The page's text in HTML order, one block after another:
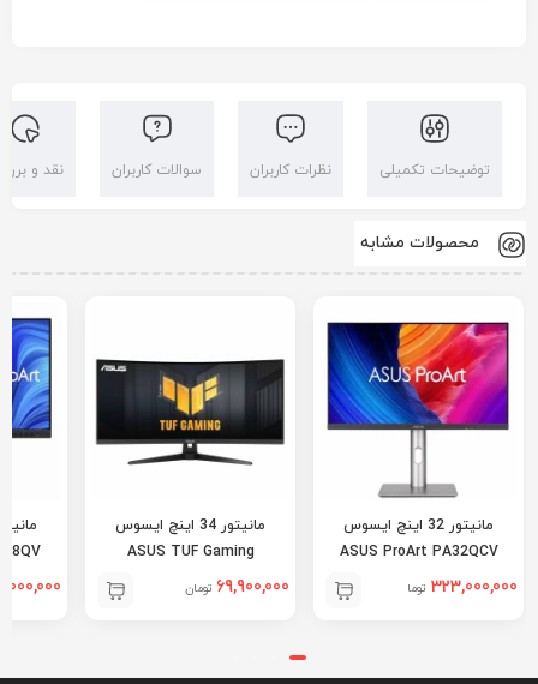
توضیحات تکمیلی نظرات کاربران سوالات کاربران نقد و
محصولات مشابه
مانیتور 32 اینچ ایسوس
ASUS ProArt PA32QCV
323,000,000 تومان
مانیتور 34 اینچ ایسوس
ASUS TUF Gaming
VG34VQ3B69,900,000 تومان